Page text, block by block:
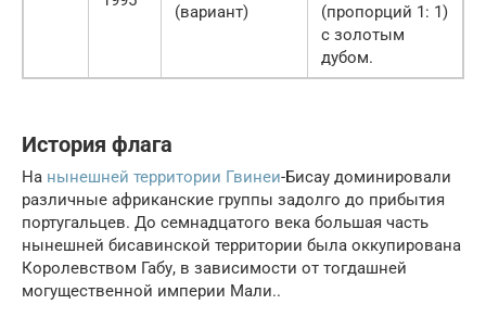
(вариант)
(пропорций 1: 1)
с золотым
дубом.
История флага
На нынешней территории Гвинеи-Бисау доминировали
различные африканские группы задолго до прибытия
португальцев. До семнадцатого века большая часть
нынешней бисавинской территории была оккупирована
Королевством Габу, в зависимости от тогдашней
могущественной империи Мали..